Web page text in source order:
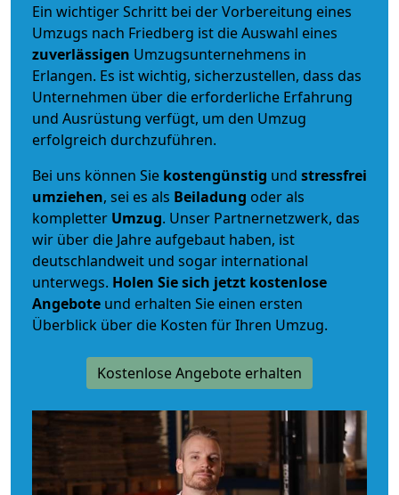
Ein wichtiger Schritt bei der Vorbereitung eines
Umzugs nach Friedberg ist die Auswahl eines
zuverlässigen Umzugsunternehmens in
Erlangen. Es ist wichtig, sicherzustellen, dass das
Unternehmen über die erforderliche Erfahrung
und Ausrüstung verfügt, um den Umzug
erfolgreich durchzuführen.
Bei uns können Sie kostengünstig und stressfrei
umziehen, sei es als Beiladung oder als
kompletter Umzug. Unser Partnernetzwerk, das
wir über die Jahre aufgebaut haben, ist
deutschlandweit und sogar international
unterwegs. Holen Sie sich jetzt kostenlose
Angebote und erhalten Sie einen ersten
Überblick über die Kosten für Ihren Umzug.
Kostenlose Angebote erhalten